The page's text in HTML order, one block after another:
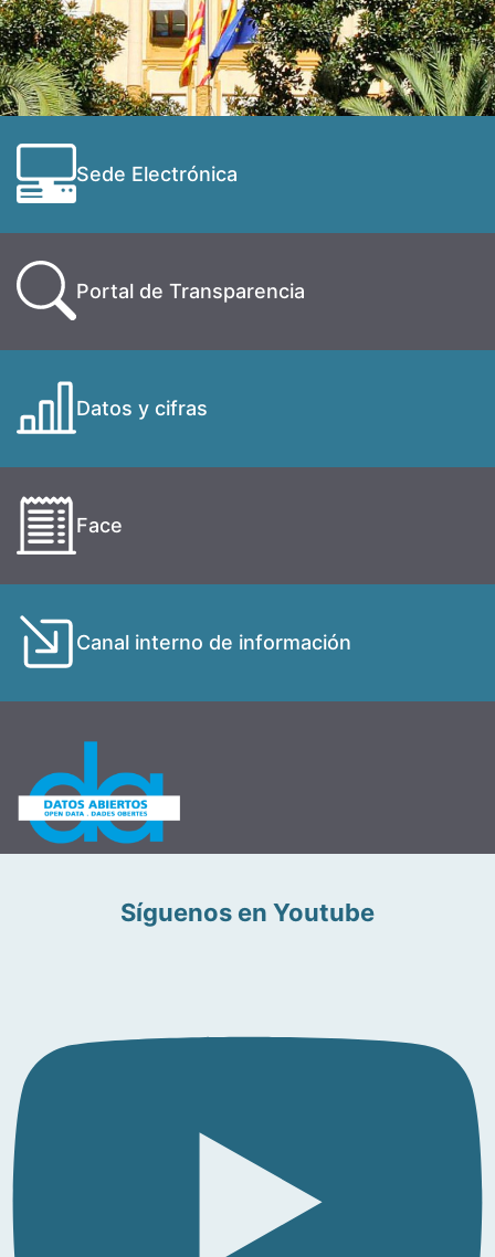
Sede Electrónica
Portal de Transparencia
Datos y cifras
Face
Canal interno de información
Síguenos en Youtube